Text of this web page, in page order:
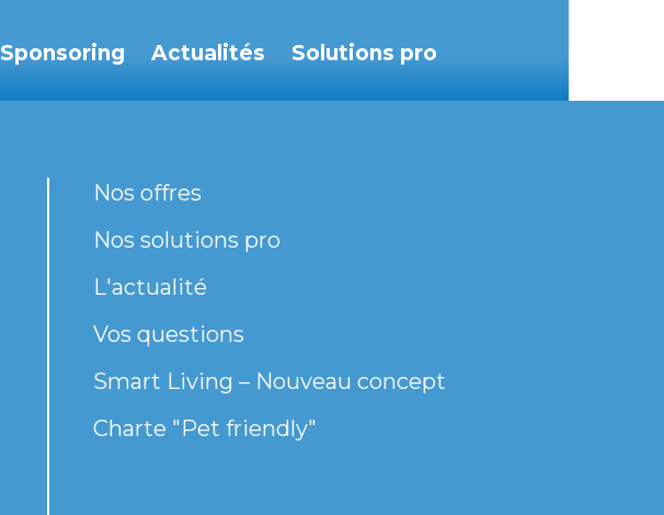
Sponsoring Actualités Solutions pro
Nos offres
Nos solutions pro
L'actualité
Vos questions
Smart Living – Nouveau concept
Charte "Pet friendly"